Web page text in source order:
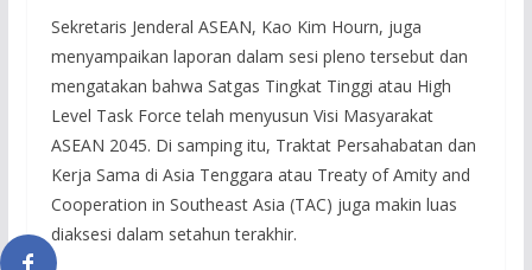
Sekretaris Jenderal ASEAN, Kao Kim Hourn, juga
menyampaikan laporan dalam sesi pleno tersebut dan
mengatakan bahwa Satgas Tingkat Tinggi atau High
Level Task Force telah menyusun Visi Masyarakat
ASEAN 2045. Di samping itu, Traktat Persahabatan dan
Kerja Sama di Asia Tenggara atau Treaty of Amity and
Cooperation in Southeast Asia (TAC) juga makin luas
diaksesi dalam setahun terakhir.